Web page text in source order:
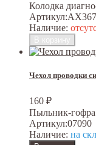
Колодка
Артикул:
Наличие:
Чехол проводки
160 ₽
Пыльник-гофра
Артикул:07090
Наличие: на